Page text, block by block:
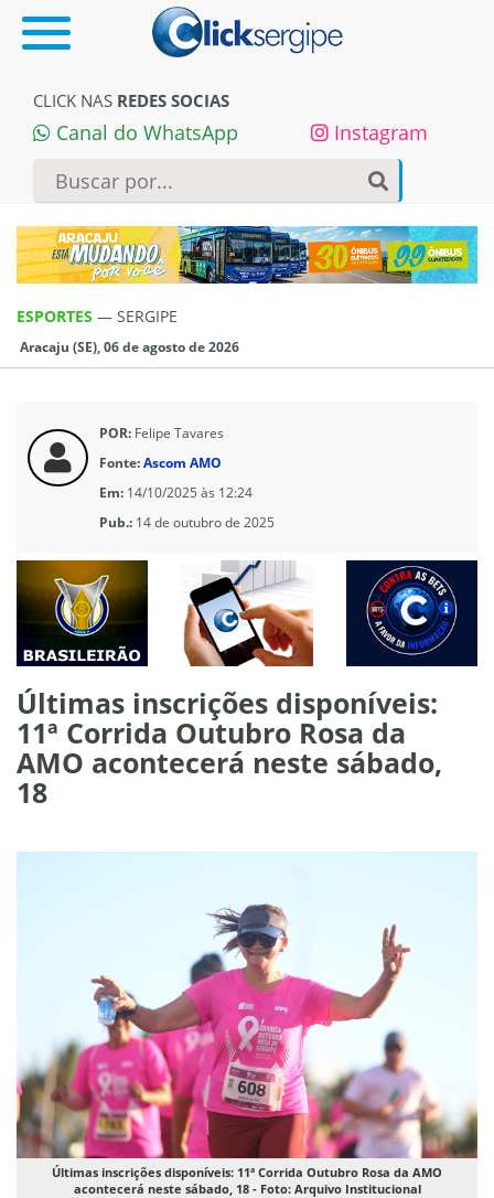
CLICK NAS REDES SOCIAS
Canal do WhatsApp Instagram
ESPORTES — SERGIPE
Aracaju (SE), 06 de agosto de 2026
POR: Felipe Tavares
Fonte:Ascom AMO
Em: 14/10/2025 às 12:24
Pub.: 14 de outubro de 2025
Últimas inscrições disponíveis:
11ª Corrida Outubro Rosa da
AMO acontecerá neste sábado,
18
Últimas inscrições disponíveis: 11ª Corrida Outubro Rosa da AMO
acontecerá neste sábado, 18 - Foto: Arquivo Institucional